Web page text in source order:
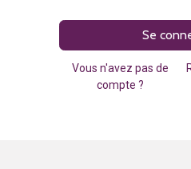
Se
Vous n'avez pas de
compte ?